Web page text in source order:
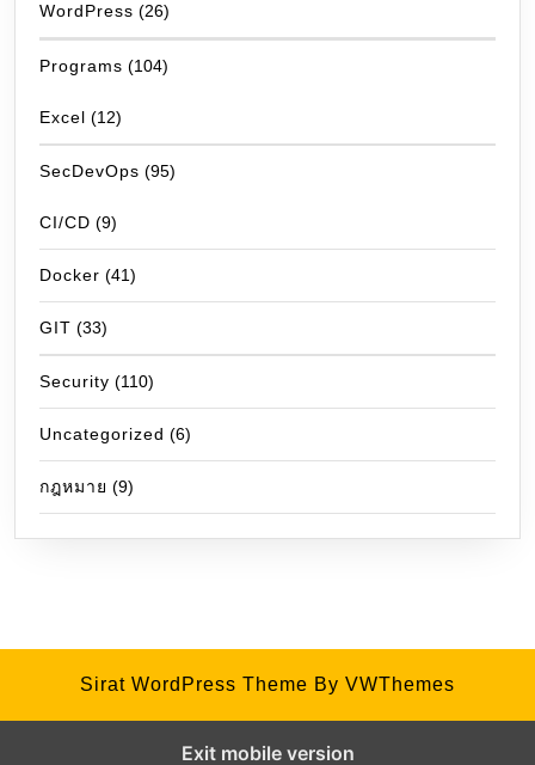
WordPress (26)
Programs (104)
Excel (12)
SecDevOps (95)
CI/CD (9)
Docker (41)
GIT (33)
Security (110)
Uncategorized (6)
กฎหมาย (9)
Sirat WordPress Theme By VWThemes
Exit mobile version